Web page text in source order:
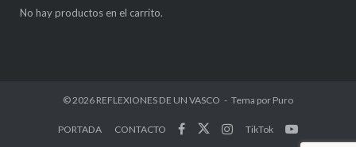
No hay productos en el carrito.
© 2026 REFLEXIONES DE UN VASCO Tema por Puro
PORTADA CONTACTO TikTok